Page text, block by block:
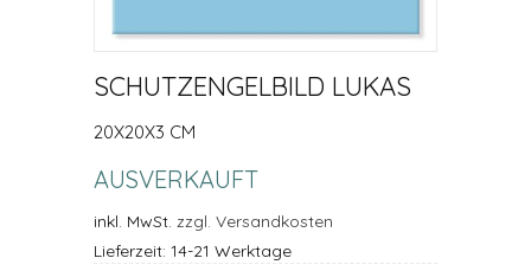
SCHUTZENGELBILD LUKAS
20X20X3 CM
AUSVERKAUFT
inkl. MwSt. zzgl. Versandkosten
Lieferzeit: 14-21 Werktage